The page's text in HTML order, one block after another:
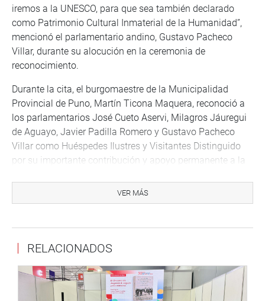
iremos a la UNESCO, para que sea también declarado
como Patrimonio Cultural Inmaterial de la Humanidad”,
mencionó el parlamentario andino, Gustavo Pacheco
Villar, durante su alocución en la ceremonia de
reconocimiento.
Durante la cita, el burgomaestre de la Municipalidad
Provincial de Puno, Martín Ticona Maquera, reconoció a
los parlamentarios José Cueto Aservi­, Milagros Jáuregui
de Aguayo, Javier Padilla Romero y Gustavo Pacheco
Villar como Huéspedes Ilustres y Visitantes Distinguido
por su importante contribución y apoyo permanente a la
Cabe mencionar, que el Siku es un instrumento de viento
voz aymara “siktasiña” que quiere decir ‘preguntarse’ o
‘comunicarse’. Sikuri, es el nombre que se le da al
tradicional grupo de músicos que tocan el Siku.
VER MÁS
RELACIONADOS